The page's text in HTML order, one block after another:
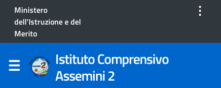
Ministero
dell'Istruzione e del
Merito
⋮
Istituto Comprensivo
Assemini 2